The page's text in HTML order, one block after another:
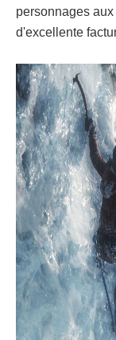
personnages
d'excellente